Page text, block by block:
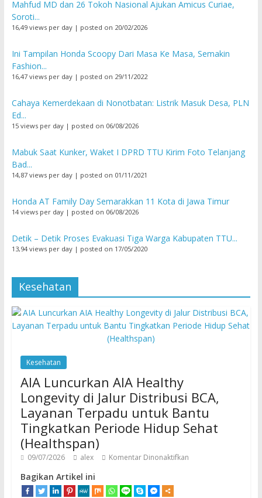
Mahfud MD dan 26 Tokoh Nasional Ajukan Amicus Curiae,
Soroti...
16,49 views per day| posted on 20/02/2026
Ini Tampilan Honda Scoopy Dari Masa Ke Masa, Semakin
Fashion...
16,47 views per day| posted on 29/11/2022
Cahaya Kemerdekaan di Nonotbatan: Listrik Masuk Desa, PLN
Ed...
15 views per day| posted on 06/08/2026
Mabuk Saat Kunker, Waket I DPRD TTU Kirim Foto Telanjang
Bad...
14,87 views per day| posted on 01/11/2021
Honda AT Family Day Semarakkan 11 Kota di Jawa Timur
14 views per day| posted on 06/08/2026
Detik – Detik Proses Evakuasi Tiga Warga Kabupaten TTU...
13,94 views per day| posted on 17/05/2020
Kesehatan
Kesehatan
AIA Luncurkan AIA Healthy
Longevity di Jalur Distribusi BCA,
Layanan Terpadu untuk Bantu
Tingkatkan Periode Hidup Sehat
(Healthspan)
09/07/2026 alex Komentar Dinonaktifkan
Bagikan Artikel ini